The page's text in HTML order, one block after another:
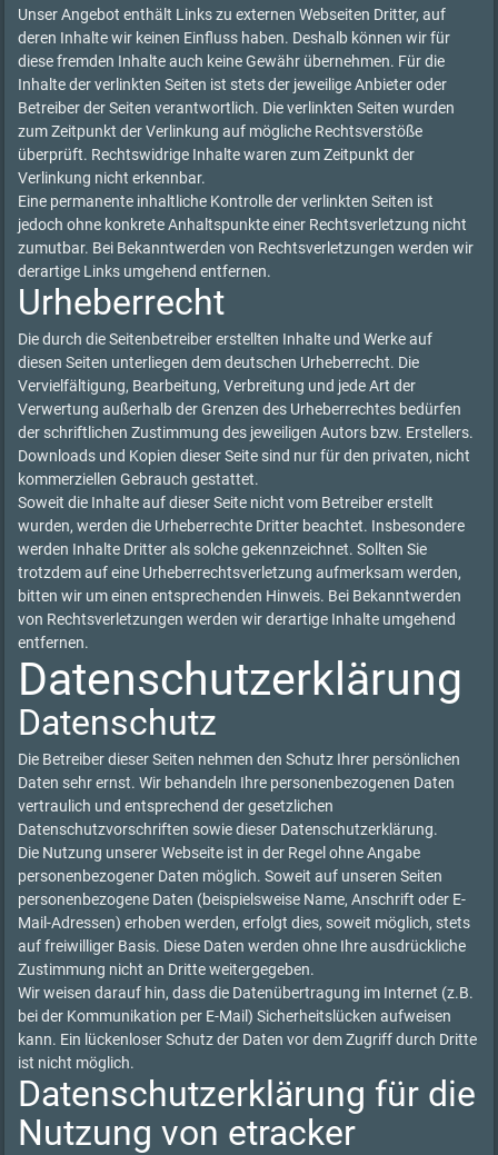
Unser Angebot enthält Links zu externen Webseiten Dritter, auf
deren Inhalte wir keinen Einfluss haben. Deshalb können wir für
diese fremden Inhalte auch keine Gewähr übernehmen. Für die
Inhalte der verlinkten Seiten ist stets der jeweilige Anbieter oder
Betreiber der Seiten verantwortlich. Die verlinkten Seiten wurden
zum Zeitpunkt der Verlinkung auf mögliche Rechtsverstöße
überprüft. Rechtswidrige Inhalte waren zum Zeitpunkt der
Verlinkung nicht erkennbar.
Eine permanente inhaltliche Kontrolle der verlinkten Seiten ist
jedoch ohne konkrete Anhaltspunkte einer Rechtsverletzung nicht
zumutbar. Bei Bekanntwerden von Rechtsverletzungen werden wir
derartige Links umgehend entfernen.
Urheberrecht
Die durch die Seitenbetreiber erstellten Inhalte und Werke auf
diesen Seiten unterliegen dem deutschen Urheberrecht. Die
Vervielfältigung, Bearbeitung, Verbreitung und jede Art der
Verwertung außerhalb der Grenzen des Urheberrechtes bedürfen
der schriftlichen Zustimmung des jeweiligen Autors bzw. Erstellers.
Downloads und Kopien dieser Seite sind nur für den privaten, nicht
kommerziellen Gebrauch gestattet.
Soweit die Inhalte auf dieser Seite nicht vom Betreiber erstellt
wurden, werden die Urheberrechte Dritter beachtet. Insbesondere
werden Inhalte Dritter als solche gekennzeichnet. Sollten Sie
trotzdem auf eine Urheberrechtsverletzung aufmerksam werden,
bitten wir um einen entsprechenden Hinweis. Bei Bekanntwerden
von Rechtsverletzungen werden wir derartige Inhalte umgehend
entfernen.
Datenschutzerklärung
Datenschutz
Die Betreiber dieser Seiten nehmen den Schutz Ihrer persönlichen
Daten sehr ernst. Wir behandeln Ihre personenbezogenen Daten
vertraulich und entsprechend der gesetzlichen
Datenschutzvorschriften sowie dieser Datenschutzerklärung.
Die Nutzung unserer Webseite ist in der Regel ohne Angabe
personenbezogener Daten möglich. Soweit auf unseren Seiten
personenbezogene Daten (beispielsweise Name, Anschrift oder E-
Mail-Adressen) erhoben werden, erfolgt dies, soweit möglich, stets
auf freiwilliger Basis. Diese Daten werden ohne Ihre ausdrückliche
Zustimmung nicht an Dritte weitergegeben.
Wir weisen darauf hin, dass die Datenübertragung im Internet (z.B.
bei der Kommunikation per E-Mail) Sicherheitslücken aufweisen
kann. Ein lückenloser Schutz der Daten vor dem Zugriff durch Dritte
ist nicht möglich.
Datenschutzerklärung für die
Nutzung von etracker